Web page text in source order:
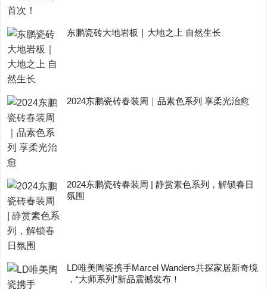
东鹏瓷砖大地岩板｜大地之上 自然生长
2024东鹏瓷砖春装周｜品素色系列 享柔光治愈
2024东鹏瓷砖春装周 | 静赏素色系列，解锁春日
氛围
LD唯美陶瓷携手Marcel Wanders共探家居新奇境
，“大师系列”新品震撼发布！